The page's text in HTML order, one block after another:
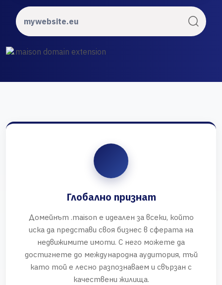
Глобално признат
Домейнът .maison е идеален за всеки, който
иска да представи своя бизнес в сферата на
недвижимите имоти. С него можете да
достигнете до международна аудитория, тъй
като той е лесно разпознаваем и свързан с
качествени жилища.